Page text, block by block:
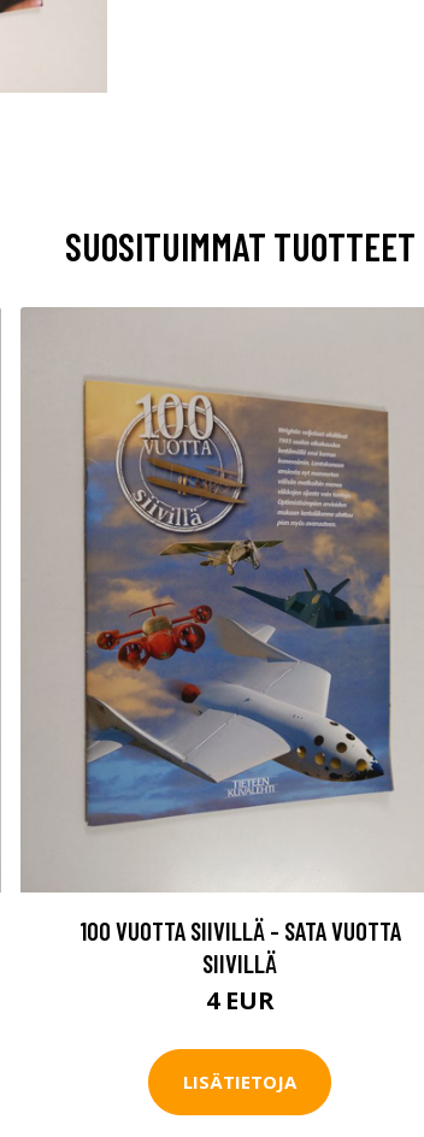
SUOSITUIMMAT TUOTTEET
100 VUOTTA SIIVILLÄ - SATA VUOTTA
SIIVILLÄ
4 EUR
LISÄTIETOJA